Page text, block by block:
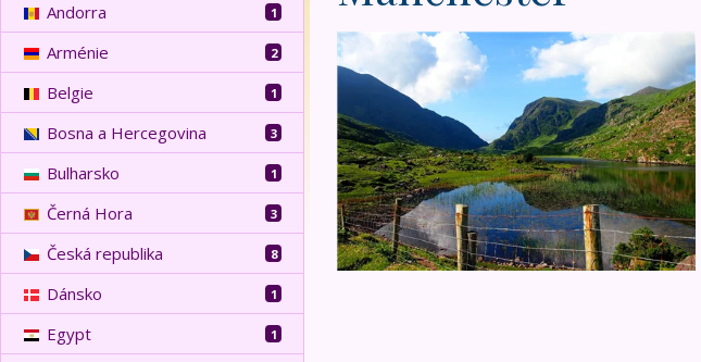
Andorra 1
Arménie 2
Belgie 1
Bosna a Hercegovina 3
Bulharsko 1
Černá Hora 3
Česká republika 8
Dánsko 1
Egypt 1
Velký okruh Irskem a Severní Irsko